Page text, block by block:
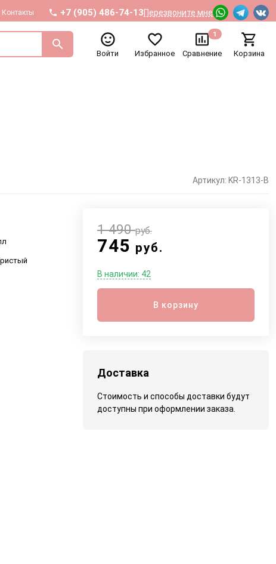
Контакты +7 (905) 486-74-13Перезвоните мне
Войти Избранное Сравнение
1
Корзина
Артикул: KR-1313-B
745 руб.
1 490руб.
В наличии: 42
В корзину
Доставка
Стоимость и способы доставки будут
доступны при оформлении заказа.